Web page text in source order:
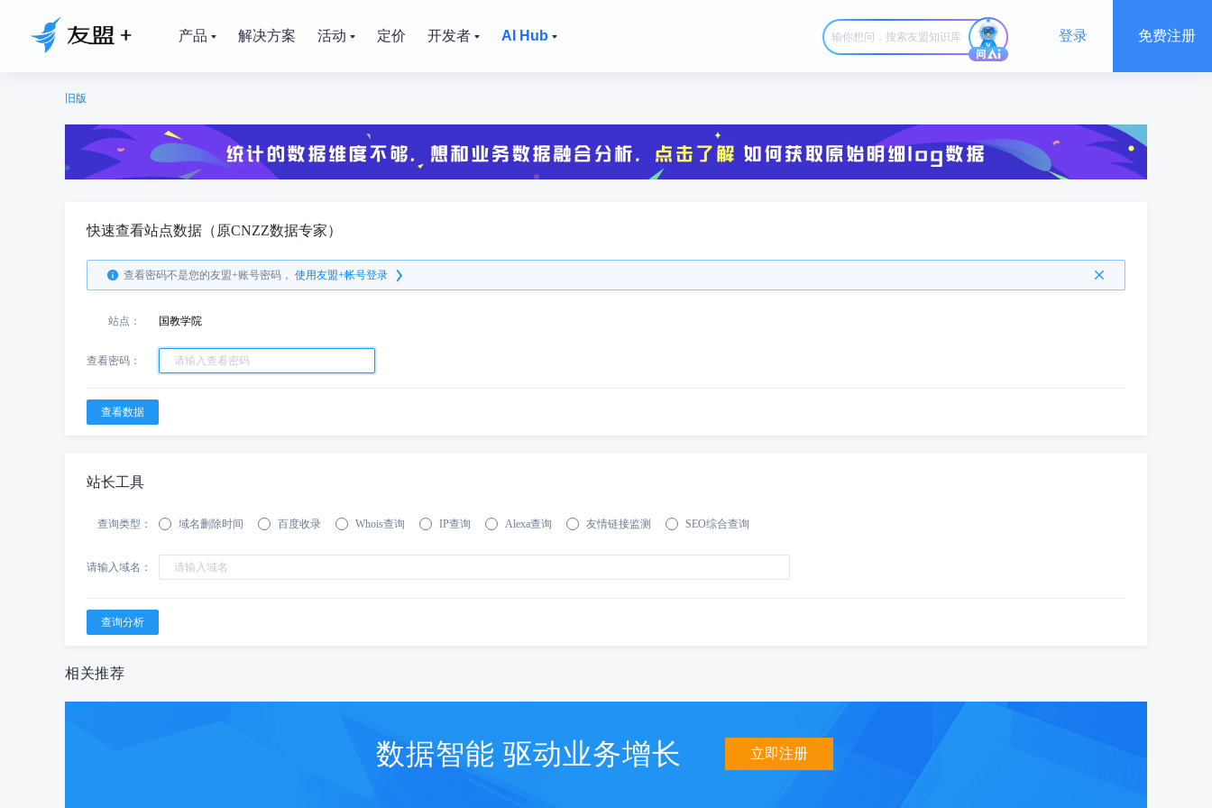
产品 解决方案 活动 定价 开发者 AI Hub 登录 免费注册
旧版
快速查看站点数据（原CNZZ数据专家）
查看密码不是您的友盟+账号密码， 使用友盟+帐号登录
站点： 国教学院
查看密码：
站长工具
查询类型： 域名删除时间 百度收录 Whois查询 IP查询 Alexa查询 友情链接监测 SEO综合查询
请输入域名：
相关推荐
数据智能 驱动业务增长 立即注册